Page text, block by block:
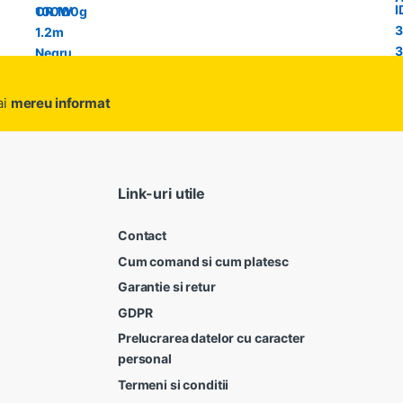
mereu informat
Link-uri utile
Contact
Cum comand si cum platesc
Garantie si retur
GDPR
Prelucrarea datelor cu caracter
personal
Termeni si conditii